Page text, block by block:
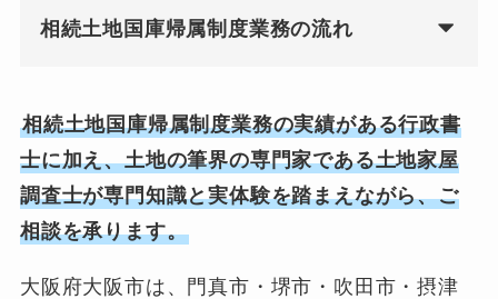
相続土地国庫帰属制度業務の流れ
相続土地国庫帰属制度業務の実績がある行政書
士に加え、土地の筆界の専門家である土地家屋
調査士が専門知識と実体験を踏まえながら、ご
相談を承ります。
大阪府大阪市は、門真市・堺市・吹田市・摂津